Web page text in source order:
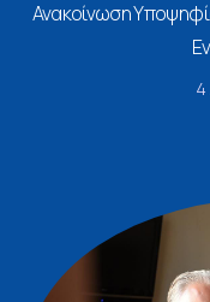
Ανακοίνωση
4